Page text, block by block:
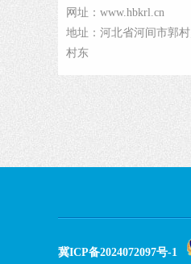
网址：www.hbkrl.cn
地址：河北省河间市郭
村东
冀ICP备2024072097号-1